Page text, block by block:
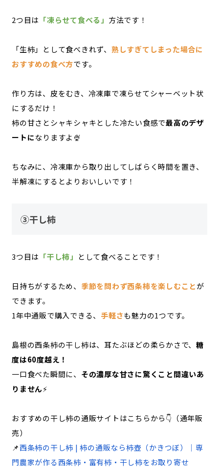
2つ目は 「凍らせて食べる」 方法です！
「生柿」として食べきれず、 熟しすぎてしまった場合に
おすすめの食べ方です。
作り方は、皮をむき、冷凍庫で凍らせてシャーベット状
にするだけ！
柿の甘さとシャキシャキとした冷たい食感で最高のデザ
ートになりますよ🍨
ちなみに、冷凍庫から取り出してしばらく時間を置き、
半解凍にするとよりおいしいです！
③干し柿
3つ目は 「干し柿」 として食べることです！
日持ちがするため、 季節を問わず西条柿を楽しむことが
できます。
1年中通販で購入できる、 手軽さも魅力の1つです。
島根の西条柿の干し柿は、耳たぶほどの柔らかさで、 糖
度は60度越え！
一口食べた瞬間に、 その濃厚な甘さに驚くこと間違いあ
りません⚡
おすすめの干し柿の通販サイトはこちらから👇（通年販
売）
📌西条柿の干し柿 | 柿の通販なら柿壺（かきつぼ）｜専
門農家が作る西条柿・富有柿・干し柿をお取り寄せ